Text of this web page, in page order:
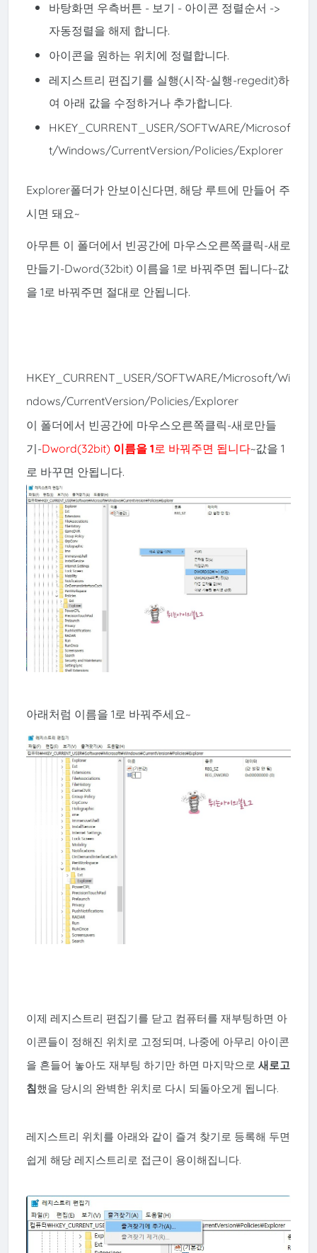
바탕화면 우측버튼 - 보기 - 아이콘 정렬순서 ->
자동정렬을 해제 합니다.
아이콘을 원하는 위치에 정렬합니다.
레지스트리 편집기를 실행(시작-실행-regedit)하
여 아래 값을 수정하거나 추가합니다.
HKEY_CURRENT_USER/SOFTWARE/Microsof
t/Windows/CurrentVersion/Policies/Explorer
Explorer폴더가 안보이신다면, 해당 루트에 만들어 주
시면 돼요~
아무튼 이 폴더에서 빈공간에 마우스오른쪽클릭-새로
만들기-Dword(32bit) 이름을 1로 바꿔주면 됩니다~값
을 1로 바꿔주면 절대로 안됩니다.
HKEY_CURRENT_USER/SOFTWARE/Microsoft/Wi
ndows/CurrentVersion/Policies/Explorer
이 폴더에서 빈공간에 마우스오른쪽클릭-새로만들
기-Dword(32bit) 이름을 1로 바꿔주면 됩니다~값을 1
로 바꾸면 안됩니다.
아래처럼 이름을 1로 바꿔주세요~
이제 레지스트리 편집기를 닫고 컴퓨터를 재부팅하면 아
이콘들이 정해진 위치로 고정되며, 나중에 아무리 아이콘
을 흔들어 놓아도 재부팅 하기만 하면 마지막으로 새로고
침했을 당시의 완벽한 위치로 다시 되돌아오게 됩니다.
레지스트리 위치를 아래와 같이 즐겨 찾기로 등록해 두면
쉽게 해당 레지스트리로 접근이 용이해집니다.